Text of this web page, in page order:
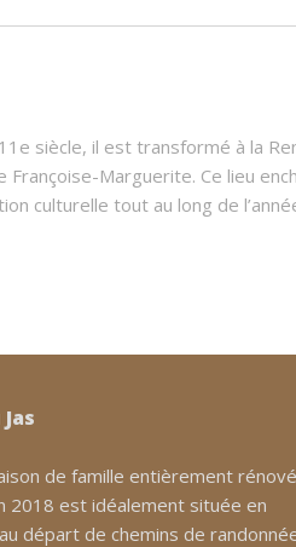
siècle, il est transformé à la
Françoise-Marguerite. Ce lieu
culturelle tout au long de
de famille entièrement
2018 est idéalement située en
départ de chemins de